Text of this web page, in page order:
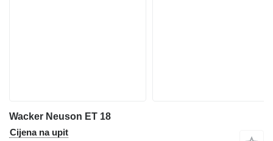
Wacker Neuson ET 18
Cijena na upit